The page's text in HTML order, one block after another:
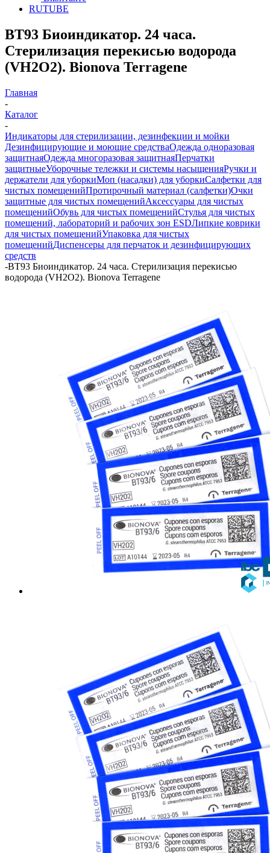
RUTUBE
BT93 Биоиндикатор. 24 часа.
Стерилизация перекисью водорода
(VH2O2). Bionova Terragene
Главная
-
Каталог
-
Индикаторы для стерилизации, дезинфекции и мойки
Дезинфицирующие и моющие средстваОдежда одноразовая
защитнаяОдежда многоразовая защитнаяПерчатки
защитныеУборочные тележки и системы насыщенияРучки и
держатели для уборкиМоп (насадки) для уборкиСалфетки для
чистых помещенийПротирочный материал (салфетки)Очки
защитные для чистых помещенийАксессуары для чистых
помещенийОбувь для чистых помещенийСтулья для чистых
помещений, лабораторий и рабочих зон ESDЛипкие коврики
для чистых помещенийУпаковка для чистых
помещенийДиспенсеры для перчаток и дезинфицирующих
средств
-BT93 Биоиндикатор. 24 часа. Стерилизация перекисью
водорода (VH2O2). Bionova Terragene